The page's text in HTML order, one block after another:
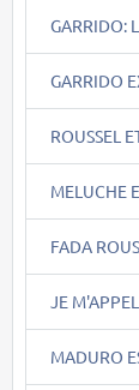
GARRIDO:
GARRIDO
ROUSSEL
MELUCHE
FADA
JE
MADURO